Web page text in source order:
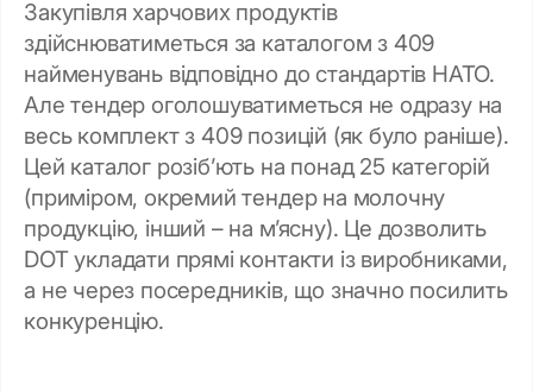
Закупівля харчових продуктів
здійснюватиметься за каталогом з 409
найменувань відповідно до стандартів НАТО.
Але тендер оголошуватиметься не одразу на
весь комплект з 409 позицій (як було раніше).
Цей каталог розібʼють на понад 25 категорій
(приміром, окремий тендер на молочну
продукцію, інший – на мʼясну). Це дозволить
DOT укладати прямі контакти із виробниками,
а не через посередників, що значно посилить
конкуренцію.